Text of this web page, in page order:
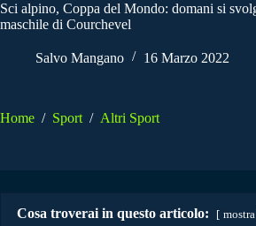
Sci alpino, Coppa del Mondo: domani si
maschile di Courchevel
Salvo Mangano 16 Marzo 2022
Home / Sport / Altri Sport
Cosa troverai in questo articolo: mostra